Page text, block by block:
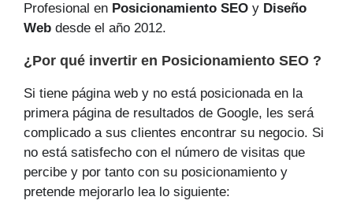
Profesional en Posicionamiento SEO y Diseño
Web desde el año 2012.
¿Por qué invertir en Posicionamiento SEO ?
Si tiene página web y no está posicionada en la
primera página de resultados de Google, les será
complicado a sus clientes encontrar su negocio. Si
no está satisfecho con el número de visitas que
percibe y por tanto con su posicionamiento y
pretende mejorarlo lea lo siguiente: